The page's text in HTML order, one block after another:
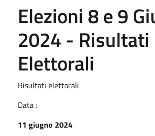
Elezioni 8 e 9
2024 - Risultati
Elettorali
Risultati elettorali
Data :
11 giugno 2024